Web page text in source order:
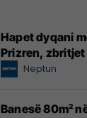
Hapet dyqani
Prizren, zbritjet
Neptun
Banesë 80m²